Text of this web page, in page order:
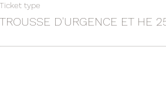
Ticket type
TROUSSE D'URGENCE ET HE